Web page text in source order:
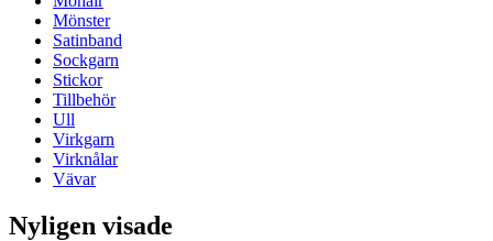
Mönster
Satinband
Sockgarn
Stickor
Tillbehör
Ull
Virkgarn
Virknålar
Vävar
Nyligen visade